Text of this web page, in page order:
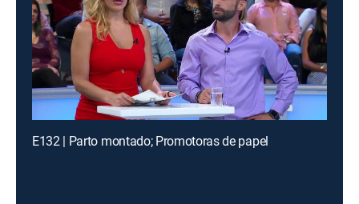
E132 | Parto montado; Promotoras de papel